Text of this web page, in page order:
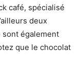
café, spécialisé
deux
également
que le chocolat